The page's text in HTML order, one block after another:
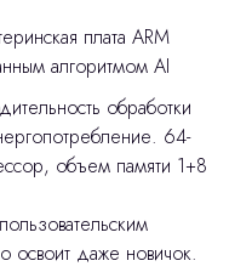
плата ARM
алгоритмом AI
обработки
64-
объем памяти 1+8
освоит даже новичок.